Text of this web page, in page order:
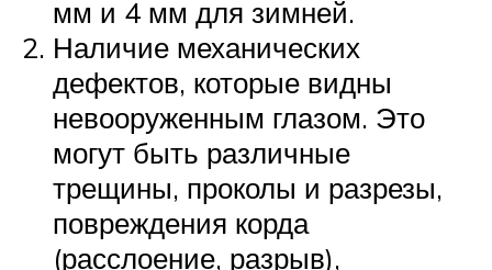
мм и 4 мм для зимней.
Наличие механических
дефектов, которые видны
невооруженным глазом. Это
могут быть различные
трещины, проколы и разрезы,
повреждения корда
(расслоение, разрыв),